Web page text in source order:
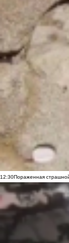
12:30Пораженная